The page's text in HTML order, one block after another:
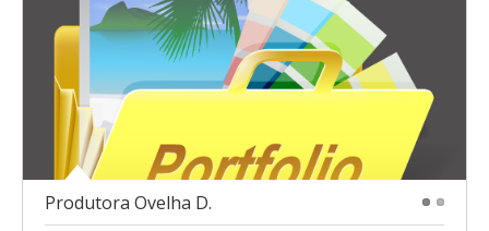
Produtora Ovelha D.